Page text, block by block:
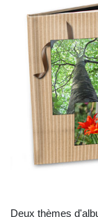
Deux thèmes